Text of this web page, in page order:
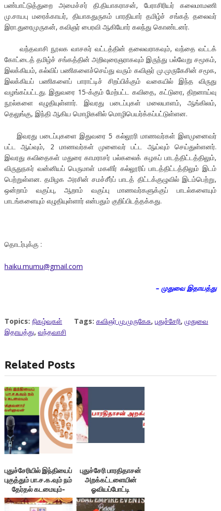
பண்பாட்டுத்துறை அமைச்சர் தி.தியாகராசன், பேராசிரியர் கலைமாமணி
மு.சாயபு மரைக்காயர், தியாகதுருகம் பாரதியார் தமிழ்ச் சங்கத் தலைவர்
இரா.துரைமுருகன், கவிஞர் பைரவி ஆகியோர் கலந்து கொண்டனர்.
வந்தவாசி நூலக வாசகர் வட்டத்தின் தலைவராகவும், வந்தை வட்டக்
கோட்டைத் தமிழ்ச் சங்கத்தின் அறிவுரைஞராகவும் இருந்து பல்வேறு சமூகம்,
இலக்கியம், கல்விப் பணிகளைச்செய்து வரும் கவிஞர் மு.முருகேசின் சமூக,
இலக்கியப் பணிகளைப் பாராட்டிச் சிறப்பிக்கும் வகையில் இந்த விருது
வழங்கப்பட்டது. இதுவரை 15-க்கும் மேற்பட்ட கவிதை, கட்டுரை, திறனாய்வு
நூல்களை எழுதியுள்ளார். இவரது படைப்புகள் மலையாளம், ஆங்கிலம்,
தெலுங்கு, இந்தி ஆகிய மொழிகளில் மொழிபெயர்க்கப்பட்டுள்ளன.
இவரது படைப்புகளை இதுவரை 5 கல்லூரி மாணவர்கள் இளமுனைவர்
பட்ட ஆய்வும், 2 மாணவர்கள் முனைவர் பட்ட ஆய்வும் செய்துள்ளனர்.
இவரது கவிதைகள் மதுரை காமராசர் பல்கலைக் கழகப் பாடத்திட்டத்திலும்,
விருதுநகர் வன்னியப் பெருமாள் மகளிர் கல்லூரிப் பாடத்திட்டத்திலும் இடம்
பெற்றுள்ளன. தமிழக அரசின் சமச்சீர்ப் பாடத் திட்டக்குழுவில் இடம்பெற்று,
ஒன்றாம் வகுப்பு, ஆறாம் வகுப்பு மாணவர்களுக்குப் பாடல்களையும்
பாடங்களையும் எழுதியுள்ளார் என்பதும் குறிப்பிடத்தக்கது.
தொடர்புக்கு :
haiku.mumu@gmail.com
– முதுவை இதாயத்து
Topics: நிகழ்வுகள் Tags: கவிஞர் மு.முருகேசு, புதுச்சேரி, முதுவை
இதாயத்து, வந்தவாசி
Related Posts
புதுச்சேரியில் இந்தியைப்
புகுத்தும் பா.ச.க.வும் நம்
தேர்தல் கடமையும்-
இலக்குவனார்
திருவள்ளுவன்
புதுச்சேரி பாரதிதாசன்
அறக்கட்டளையின்
ஓவியப்போட்டி